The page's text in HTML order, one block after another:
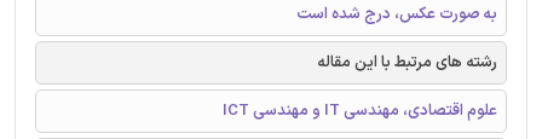
به صورت عکس، درج شده است
رشته های مرتبط با این مقاله
علوم اقتصادی، مهندسی IT و مهندسی ICT